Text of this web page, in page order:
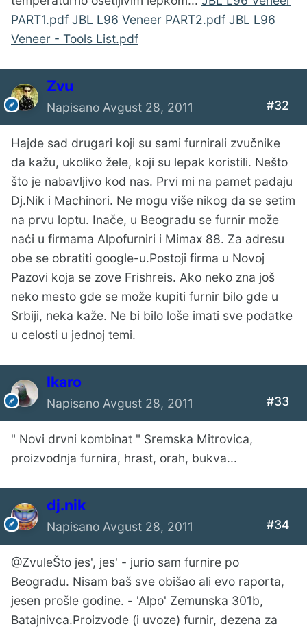
PART1.pdf JBL L96 Veneer PART2.pdf JBL L96
Veneer - Tools List.pdf
Zvu
Napisano Avgust 28, 2011 #32
Hajde sad drugari koji su sami furnirali zvučnike
da kažu, ukoliko žele, koji su lepak koristili. Nešto
što je nabavljivo kod nas. Prvi mi na pamet padaju
Dj.Nik i Machinori. Ne mogu više nikog da se setim
na prvu loptu. Inače, u Beogradu se furnir može
naći u firmama Alpofurniri i Mimax 88. Za adresu
obe se obratiti google-u.Postoji firma u Novoj
Pazovi koja se zove Frishreis. Ako neko zna još
neko mesto gde se može kupiti furnir bilo gde u
Srbiji, neka kaže. Ne bi bilo loše imati sve podatke
u celosti u jednoj temi.
Ikaro
Napisano Avgust 28, 2011 #33
" Novi drvni kombinat " Sremska Mitrovica,
proizvodnja furnira, hrast, orah, bukva...
dj.nik
Napisano Avgust 28, 2011 #34
@ZvuleŠto jes', jes' - jurio sam furnire po
Beogradu. Nisam baš sve obišao ali evo raporta,
jesen prošle godine. - 'Alpo' Zemunska 301b,
Batajnivca.Proizvode (i uvoze) furnir, dezena za